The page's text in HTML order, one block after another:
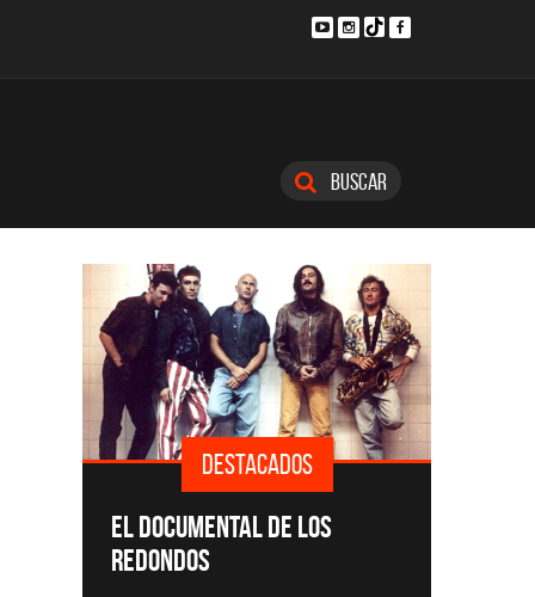
Buscar
DESTACADOS
EL DOCUMENTAL DE LOS
REDONDOS